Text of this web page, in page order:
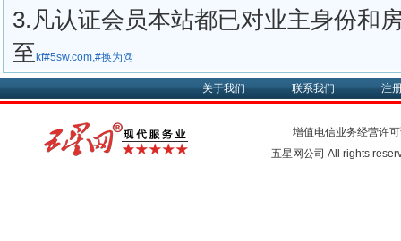
3.凡认证会员本站都已对业主身份和
至 kf#5sw.com,#换为@
关于我们 联系我们 注
增值电信业务经营许
五星网公司 All rights